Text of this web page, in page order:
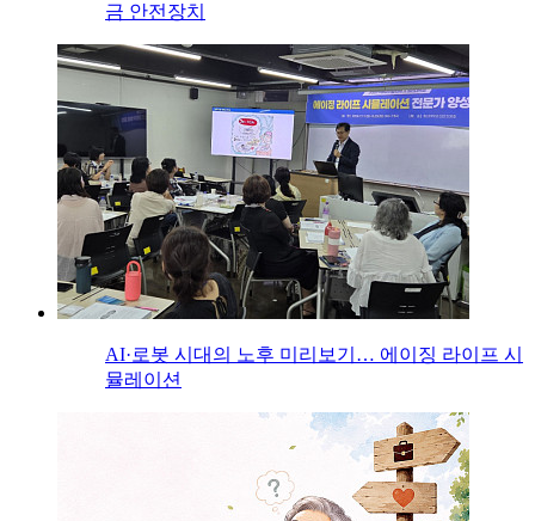
금 안전장치
AI·로봇 시대의 노후 미리보기… 에이징 라이프 시
뮬레이션